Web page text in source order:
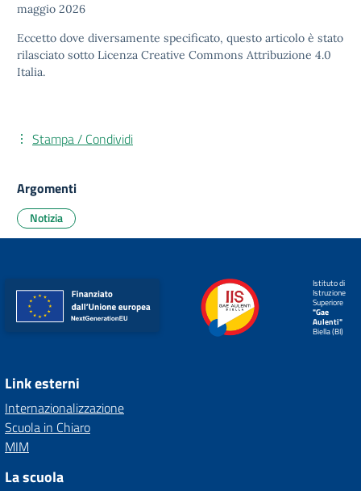
maggio 2026
Eccetto dove diversamente specificato, questo articolo è stato
rilasciato sotto Licenza Creative Commons Attribuzione 4.0
Italia.
Stampa / Condividi
Argomenti
Notizia
Istituto di
Istruzione
Superiore
"Gae
Aulenti"
Biella (BI)
Link esterni
Internazionalizzazione
Scuola in Chiaro
MIM
La scuola